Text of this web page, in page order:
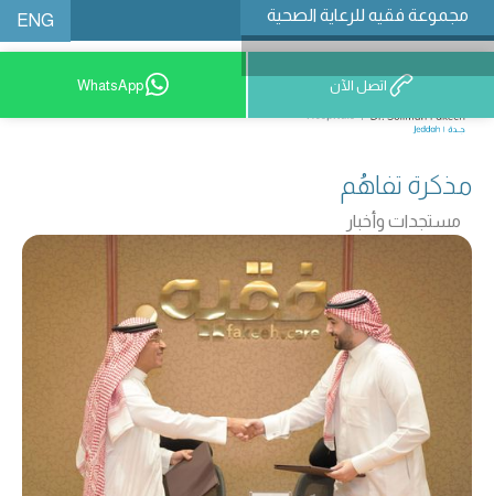
مجموعة فقيه للرعاية الصحية ENG
9200 12777 اتصل الآن WhatsApp
مذكرة تفاهُم
مستجدات وأخبار